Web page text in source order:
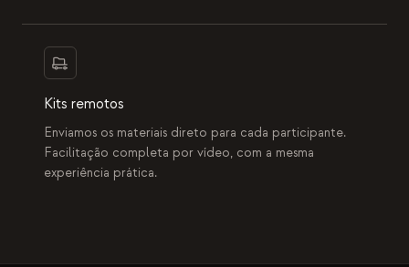
Kits remotos
Enviamos os materiais direto para cada participante.
Facilitação completa por vídeo, com a mesma
experiência prática.